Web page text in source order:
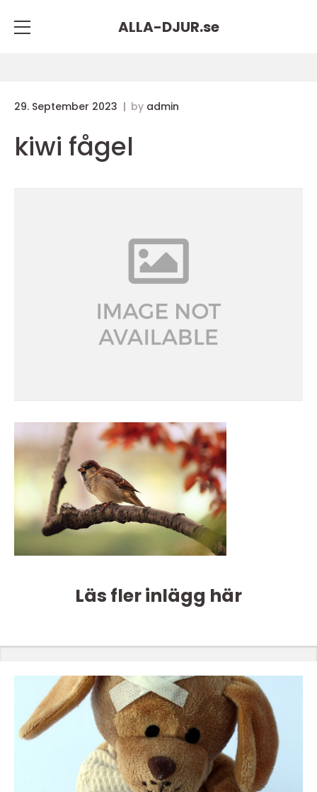
ALLA-DJUR.se
29. September 2023 by admin
kiwi fågel
Läs fler inlägg här